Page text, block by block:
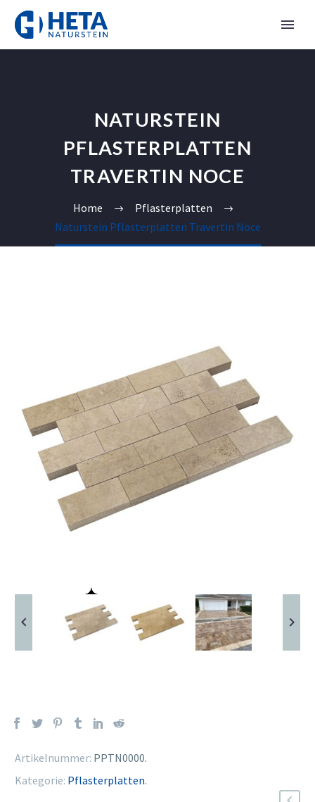
NATURSTEIN
PFLASTERPLATTEN
TRAVERTIN NOCE
Home
Pflasterplatten
Naturstein Pflasterplatten Travertin Noce
Artikelnummer: PPTN0000.
Kategorie: Pflasterplatten.